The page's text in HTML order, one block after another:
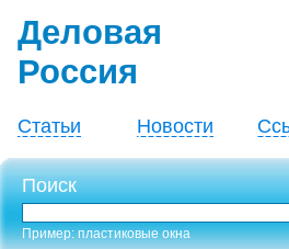
Деловая
Россия
Статьи Новости
Поиск
Пример: пластиковые окна